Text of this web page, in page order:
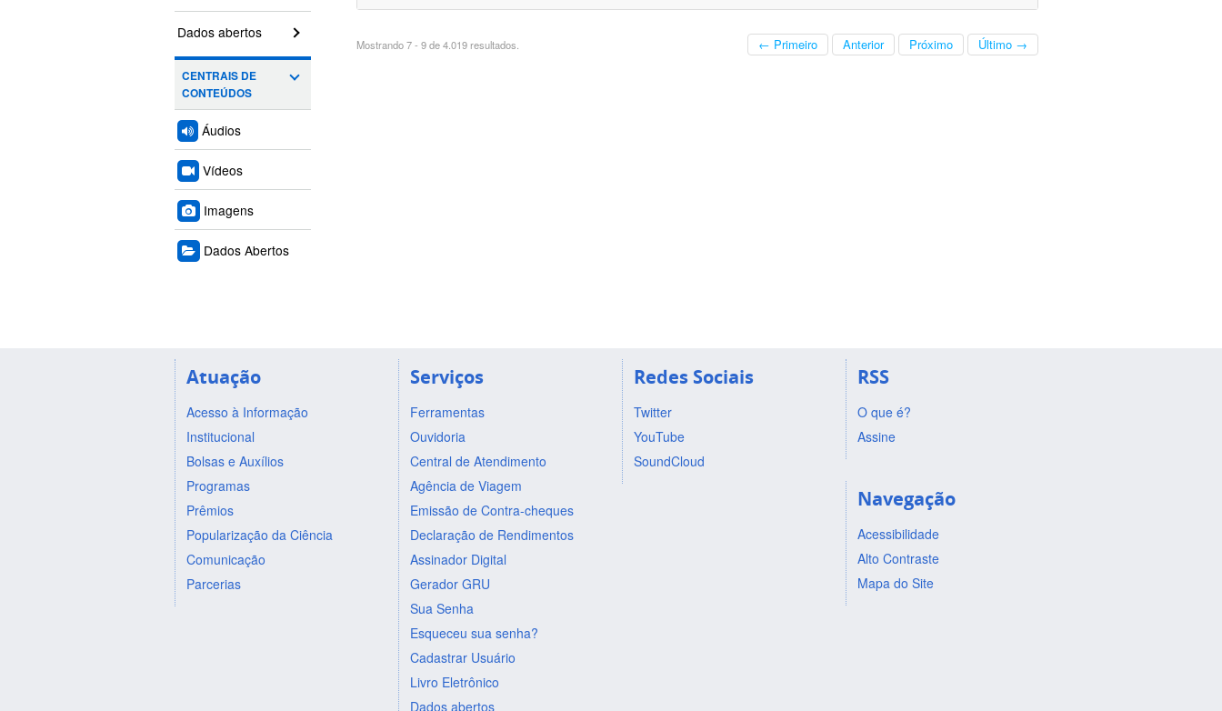
Dados abertos
CENTRAIS DE
CONTEÚDOS
Áudios
Vídeos
Imagens
Dados Abertos
Mostrando 7 - 9 de 4.019 resultados. ← Primeiro Anterior Próximo Último →
Atuação
Acesso à Informação
Institucional
Bolsas e Auxílios
Programas
Prêmios
Popularização da Ciência
Comunicação
Parcerias
Serviços
Ferramentas
Ouvidoria
Central de Atendimento
Agência de Viagem
Emissão de Contra-cheques
Declaração de Rendimentos
Assinador Digital
Gerador GRU
Sua Senha
Esqueceu sua senha?
Cadastrar Usuário
Livro Eletrônico
Dados abertos
Redes Sociais
Twitter
YouTube
SoundCloud
RSS
O que é?
Assine
Navegação
Acessibilidade
Alto Contraste
Mapa do Site